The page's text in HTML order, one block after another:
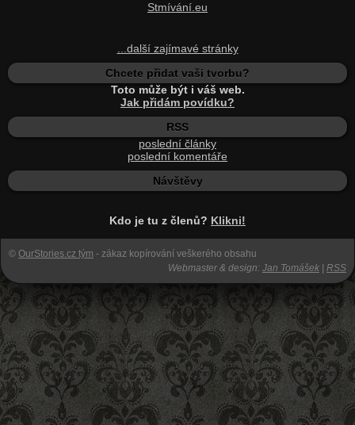
Stmívání.eu
...další zajímavé stránky
Chcete přidat vaši tvorbu?
Toto může být i váš web.
Jak přidám povídku?
RSS
poslední články
poslední komentáře
Návštěvy
Kdo je tu z členů? Klikni!
© OurStories.cz tým - zákaz kopírování veškerého obsahu
Webmaster & design: Jan Tomášek RSS